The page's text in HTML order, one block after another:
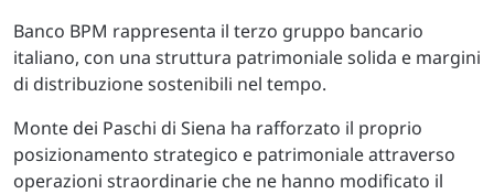
Banco BPM rappresenta il terzo gruppo bancario
italiano, con una struttura patrimoniale solida e margini
di distribuzione sostenibili nel tempo.
Monte dei Paschi di Siena ha rafforzato il proprio
posizionamento strategico e patrimoniale attraverso
operazioni straordinarie che ne hanno modificato il